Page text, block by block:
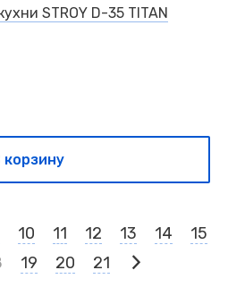
STROY D-35 TITAN
корзину
10 11 12 13 14
15
19 20 21